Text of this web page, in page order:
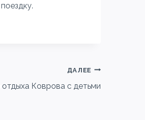
ДАЛЕЕ
Коврова с детьми